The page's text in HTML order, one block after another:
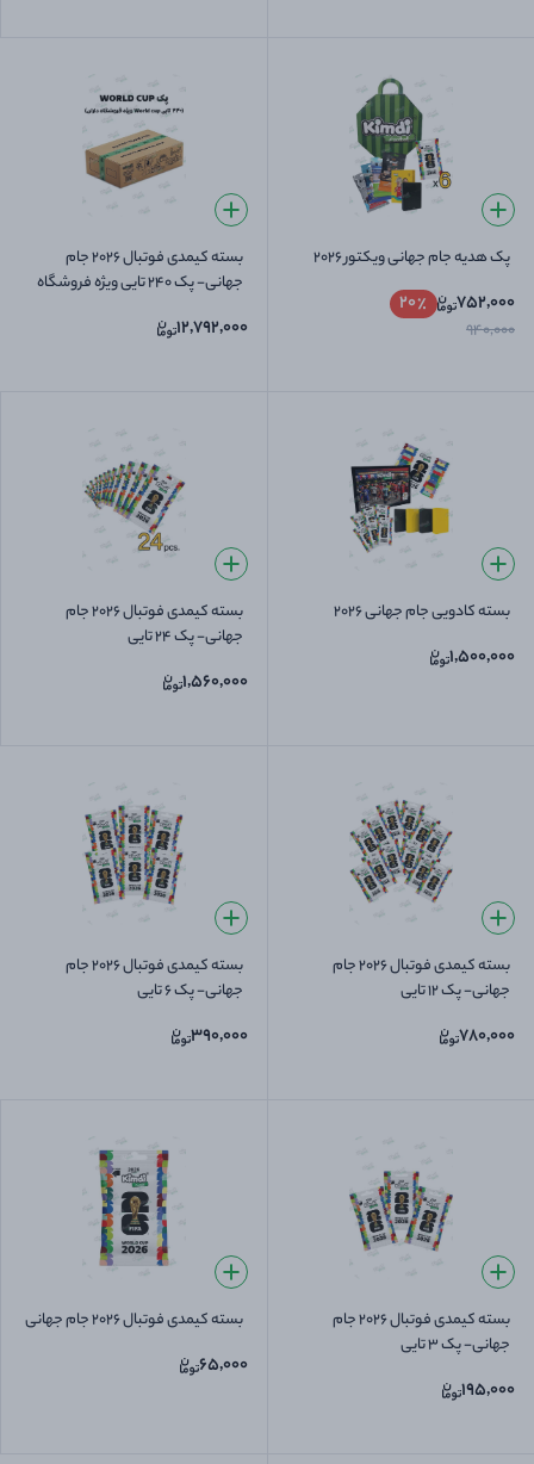
پک هدیه جام جهانی ویکتور 2026
752,000
20
940,000
بسته کیمدی فوتبال 2026 جام
جهانی- پک 240 تایی ویژه فروشگاه
12,792,000
بسته کادویی جام جهانی 2026
1,500,000
بسته کیمدی فوتبال 2026 جام
جهانی- پک 24 تایی
1,560,000
بسته کیمدی فوتبال 2026 جام
جهانی- پک 12 تایی
780,000
بسته کیمدی فوتبال 2026 جام
جهانی- پک 6 تایی
390,000
بسته کیمدی فوتبال 2026 جام
جهانی- پک 3 تایی
195,000
بسته کیمدی فوتبال 2026 جام جهانی
65,000